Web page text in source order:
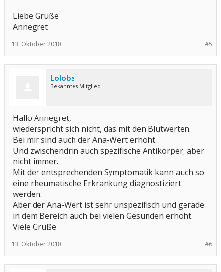
Liebe Grüße
Annegret
#5
13. Oktober 2018
Lolobs
Bekanntes Mitglied
Hallo Annegret,
wiederspricht sich nicht, das mit den Blutwerten.
Bei mir sind auch der Ana-Wert erhöht.
Und zwischendrin auch spezifische Antikörper, aber
nicht immer.
Mit der entsprechenden Symptomatik kann auch so
eine rheumatische Erkrankung diagnostiziert
werden.
Aber der Ana-Wert ist sehr unspezifisch und gerade
in dem Bereich auch bei vielen Gesunden erhöht.
Viele Grüße
#6
13. Oktober 2018